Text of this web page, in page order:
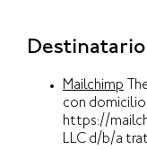
Mailchimp
con domicilio
https://
LLC d/b/a